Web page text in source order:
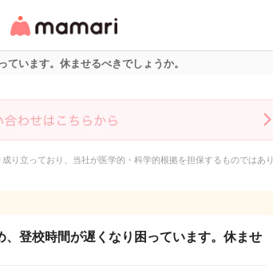
リ・情報サイト
います。休ませるべきでしょうか。
り立っており、当社が医学的・科学的根拠を担保するものではあり
、登校時間が遅くなり困っています。休ませ